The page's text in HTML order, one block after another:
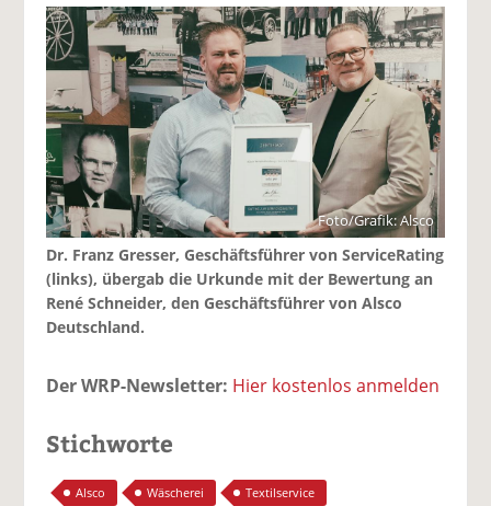
Foto/Grafik: Alsco
Dr. Franz Gresser, Geschäftsführer von ServiceRating
(links), übergab die Urkunde mit der Bewertung an
René Schneider, den Geschäftsführer von Alsco
Deutschland.
Der WRP-Newsletter: Hier kostenlos anmelden
Stichworte
Alsco Wäscherei Textilservice